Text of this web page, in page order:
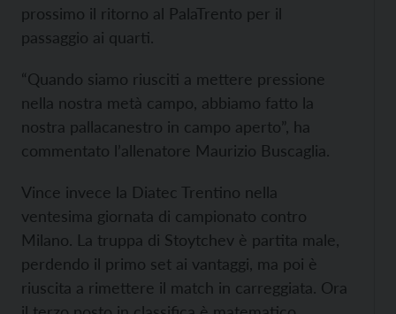
prossimo il ritorno al PalaTrento per il
passaggio ai quarti.
“Quando siamo riusciti a mettere pressione
nella nostra metà campo, abbiamo fatto la
nostra pallacanestro in campo aperto”, ha
commentato l’allenatore Maurizio Buscaglia.
Vince invece la Diatec Trentino nella
ventesima giornata di campionato contro
Milano. La truppa di Stoytchev è partita male,
perdendo il primo set ai vantaggi, ma poi è
riuscita a rimettere il match in carreggiata. Ora